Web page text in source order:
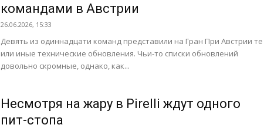
командами в Австрии
26.06.2026, 15:33
Девять из одиннадцати команд представили на Гран При Австрии те
или иные технические обновления. Чьи-то списки обновлений
довольно скромные, однако, как...
Несмотря на жару в Pirelli ждут одного
пит-стопа